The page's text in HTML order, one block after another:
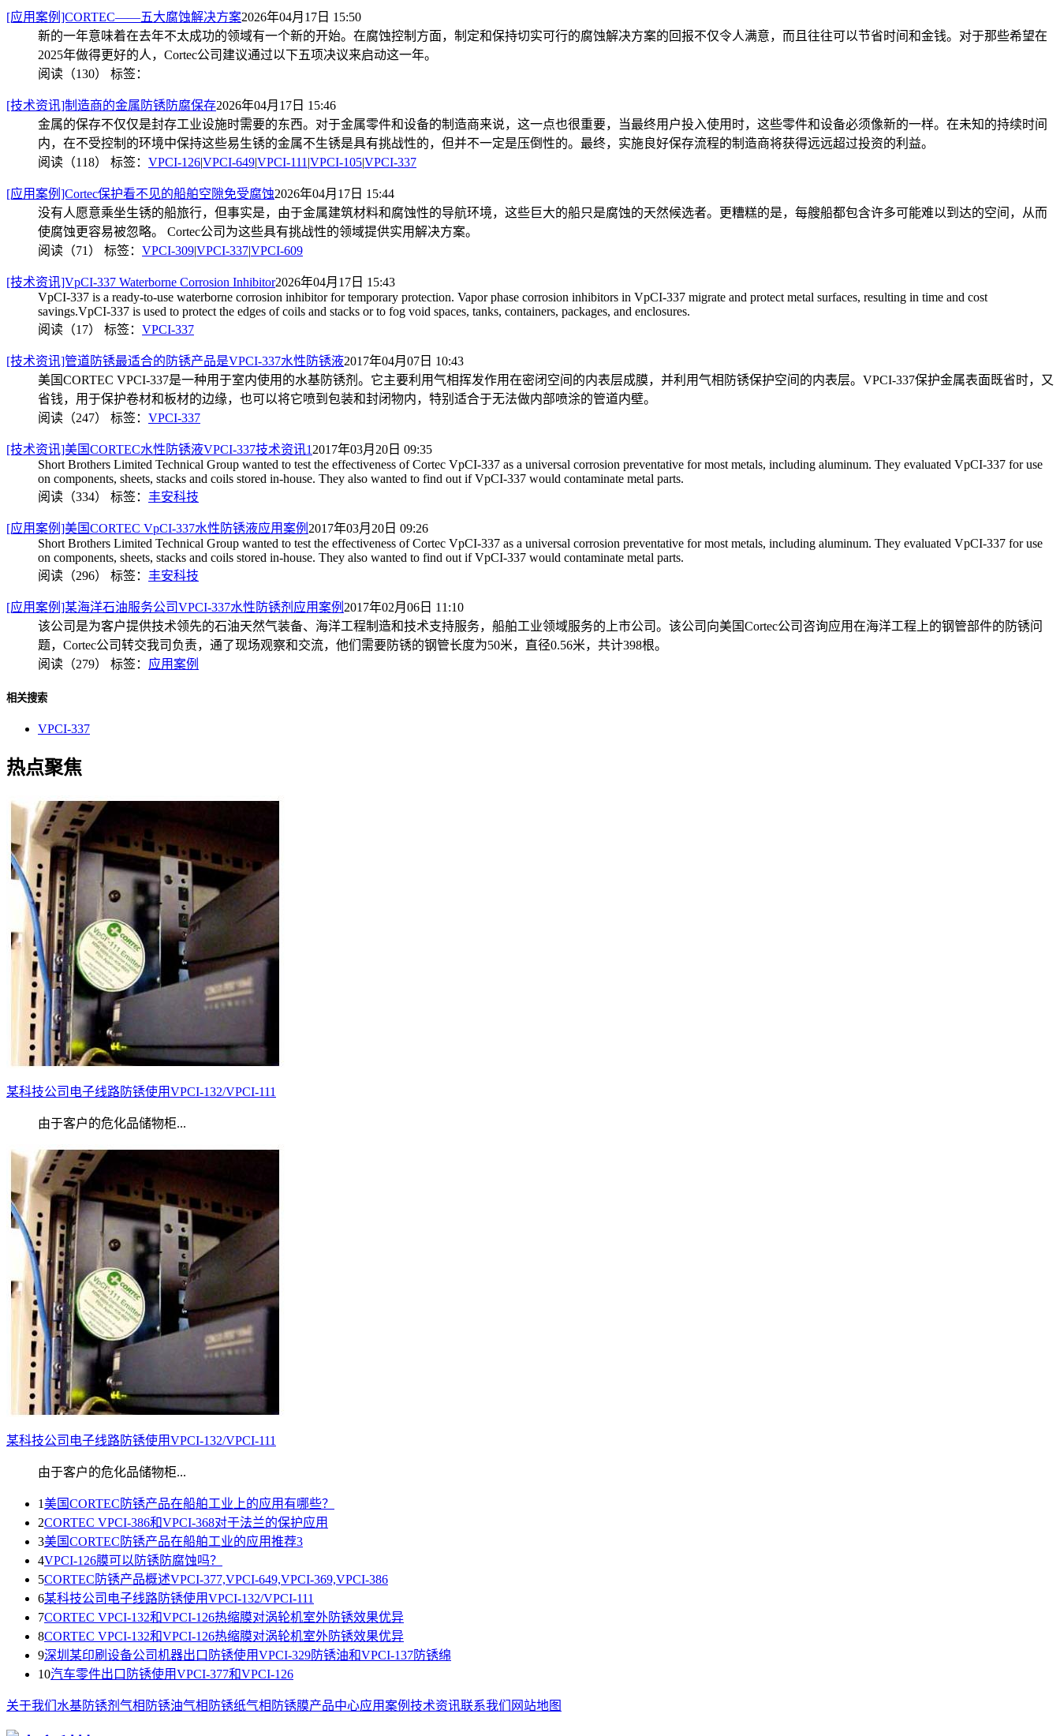
[应用案例]CORTEC——五大腐蚀解决方案2026年04月17日 15:50
新的一年意味着在去年不太成功的领域有一个新的开始。在腐蚀控制方面，制定和保持切实可行的腐蚀解决方案的回报不仅令人满意，而且往往可以节省时间和金钱。对于那些希望在
2025年做得更好的人，Cortec公司建议通过以下五项决议来启动这一年。
阅读（130） 标签：
[技术资讯]制造商的金属防锈防腐保存2026年04月17日 15:46
金属的保存不仅仅是封存工业设施时需要的东西。对于金属零件和设备的制造商来说，这一点也很重要，当最终用户投入使用时，这些零件和设备必须像新的一样。在未知的持续时间
内，在不受控制的环境中保持这些易生锈的金属不生锈是具有挑战性的，但并不一定是压倒性的。最终，实施良好保存流程的制造商将获得远远超过投资的利益。
阅读（118） 标签： VPCI-126|VPCI-649|VPCI-111 |VPCI-105|VPCI-337
[应用案例]Cortec保护看不见的船舶空隙免受腐蚀2026年04月17日 15:44
没有人愿意乘坐生锈的船旅行，但事实是，由于金属建筑材料和腐蚀性的导航环境，这些巨大的船只是腐蚀的天然候选者。更糟糕的是，每艘船都包含许多可能难以到达的空间，从而
使腐蚀更容易被忽略。 Cortec公司为这些具有挑战性的领域提供实用解决方案。
阅读（71） 标签： VPCI-309|VPCI-337|VPCI-609
[技术资讯]VpCI-337 Waterborne Corrosion Inhibitor2026年04月17日 15:43
VpCI-337 is a ready-to-use waterborne corrosion inhibitor for temporary protection. Vapor phase corrosion inhibitors in VpCI-337 migrate and protect metal surfaces, resulting in time and cost
savings.VpCI-337 is used to protect the edges of coils and stacks or to fog void spaces, tanks, containers, packages, and enclosures.
阅读（17） 标签： VPCI-337
[技术资讯]管道防锈最适合的防锈产品是VPCI-337水性防锈液2017年04月07日 10:43
美国CORTEC VPCI-337是一种用于室内使用的水基防锈剂。它主要利用气相挥发作用在密闭空间的内表层成膜，并利用气相防锈保护空间的内表层。VPCI-337保护金属表面既省时，又
省钱，用于保护卷材和板材的边缘，也可以将它喷到包装和封闭物内，特别适合于无法做内部喷涂的管道内壁。
阅读（247） 标签： VPCI-337
[技术资讯]美国CORTEC水性防锈液VPCI-337技术资讯1 2017年03月20日 09:35
Short Brothers Limited Technical Group wanted to test the effectiveness of Cortec VpCI-337 as a universal corrosion preventative for most metals, including aluminum. They evaluated VpCI-337 for use
on components, sheets, stacks and coils stored in-house. They also wanted to find out if VpCI-337 would contaminate metal parts.
阅读（334） 标签： 丰安科技
[应用案例]美国CORTEC VpCI-337水性防锈液应用案例 2017年03月20日 09:26
Short Brothers Limited Technical Group wanted to test the effectiveness of Cortec VpCI-337 as a universal corrosion preventative for most metals, including aluminum. They evaluated VpCI-337 for use
on components, sheets, stacks and coils stored in-house. They also wanted to find out if VpCI-337 would contaminate metal parts.
阅读（296） 标签： 丰安科技
[应用案例]某海洋石油服务公司VPCI-337水性防锈剂应用案例 2017年02月06日 11:10
该公司是为客户提供技术领先的石油天然气装备、海洋工程制造和技术支持服务，船舶工业领域服务的上市公司。该公司向美国Cortec公司咨询应用在海洋工程上的钢管部件的防锈问
题，Cortec公司转交我司负责，通了现场观察和交流，他们需要防锈的钢管长度为50米，直径0.56米，共计398根。
阅读（279） 标签： 应用案例
相关搜索
VPCI-337
热点聚焦
某科技公司电子线路防锈使用VPCI-132/VPCI-111
由于客户的危化品储物柜...
某科技公司电子线路防锈使用VPCI-132/VPCI-111
由于客户的危化品储物柜...
1美国CORTEC防锈产品在船舶工业上的应用有哪些？
2CORTEC VPCI-386和VPCI-368对于法兰的保护应用
3美国CORTEC防锈产品在船舶工业的应用推荐3
4VPCI-126膜可以防锈防腐蚀吗？
5CORTEC防锈产品概述VPCI-377,VPCI-649,VPCI-369,VPCI-386
6某科技公司电子线路防锈使用VPCI-132/VPCI-111
7CORTEC VPCI-132和VPCI-126热缩膜对涡轮机室外防锈效果优异
8CORTEC VPCI-132和VPCI-126热缩膜对涡轮机室外防锈效果优异
9深圳某印刷设备公司机器出口防锈使用VPCI-329防锈油和VPCI-137防锈绵
10汽车零件出口防锈使用VPCI-377和VPCI-126
关于我们 水基防锈剂 气相防锈油气相防锈纸气相防锈膜产品中心应用案例 技术资讯联系我们 网站地图